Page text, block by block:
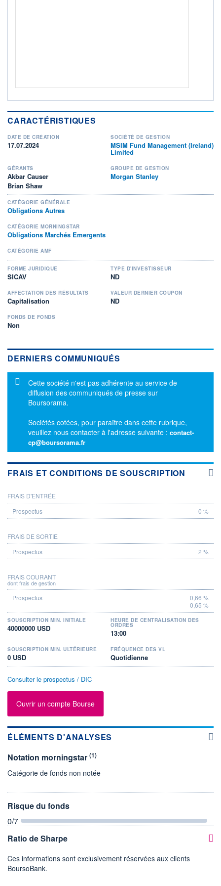
+ PORTEFEUILLE + LISTE
CARACTÉRISTIQUES
DATE DE CRÉATION
17.07.2024
SOCIÉTÉ DE GESTION
MSIM Fund Management (Ireland)
Limited
GÉRANTS
Akbar Causer
Brian Shaw
GROUPE DE GESTION
Morgan Stanley
CATÉGORIE GÉNÉRALE
Obligations Autres
CATÉGORIE MORNINGSTAR
Obligations Marchés Emergents
CATÉGORIE AMF
FORME JURIDIQUE
SICAV
TYPE D'INVESTISSEUR
ND
AFFECTATION DES RÉSULTATS
Capitalisation
VALEUR DERNIER COUPON
ND
FONDS DE FONDS
Non
DERNIERS COMMUNIQUÉS
Message d'information
Cette société n'est pas adhérente au service de
diffusion des communiqués de presse sur
Boursorama.
Sociétés cotées, pour paraître dans cette rubrique,
veuillez nous contacter à l'adresse suivante : contact-
cp@boursorama.fr
FRAIS ET CONDITIONS DE SOUSCRIPTION
PROSPECTUS
FRAIS D'ENTRÉE
0 %
FRAIS DE SORTIE
2 %
FRAIS COURANT
dont frais de gestion
0,66 %
0,65 %
SOUSCRIPTION MIN. INITIALE
40000000 USD
HEURE DE CENTRALISATION DES
ORDRES
13:00
SOUSCRIPTION MIN. ULTÉRIEURE
0 USD
FRÉQUENCE DES VL
Quotidienne
Consulter le prospectus / DIC
Ouvrir un compte Bourse
ÉLÉMENTS D'ANALYSES
Notation morningstar (1)
Catégorie de fonds non notée
Risque du fonds
0/7
Ratio de Sharpe
Ces informations sont exclusivement réservées aux clients
BoursoBank.